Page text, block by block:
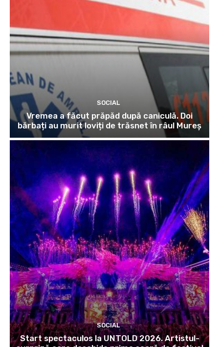
SOCIAL
Vremea a făcut prăpăd după caniculă. Doi
bărbați au murit loviți de trăsnet în râul Mureș
SOCIAL
Start spectaculos la UNTOLD 2026. Artistul-